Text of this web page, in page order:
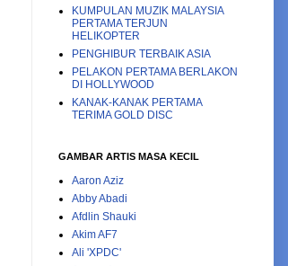
KUMPULAN MUZIK MALAYSIA
PERTAMA TERJUN
HELIKOPTER
PENGHIBUR TERBAIK ASIA
PELAKON PERTAMA BERLAKON
DI HOLLYWOOD
KANAK-KANAK PERTAMA
TERIMA GOLD DISC
GAMBAR ARTIS MASA KECIL
Aaron Aziz
Abby Abadi
Afdlin Shauki
Akim AF7
Ali 'XPDC'